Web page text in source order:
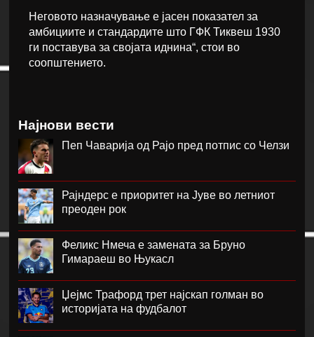
Неговото назначување е јасен показател за
амбициите и стандардите што ГФК Тиквеш 1930
ги поставува за својата иднина“, стои во
соопштението.
Најнови вести
Пеп Чаварија од Рајо пред потпис со Челзи
Рајндерс е приоритет на Јуве во летниот
преоден рок
Феликс Нмеча е замената за Бруно
Гимараеш во Њукасл
Џејмс Трафорд трет најскап голман во
историјата на фудбалот